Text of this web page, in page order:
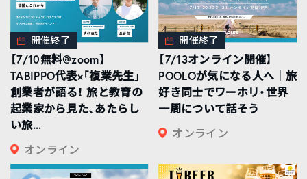
開催終了
【7/10無料@zoom】
TABIPPO代表×「複業先生」
創業者が語る！ 旅と教育の
起業家から見た、あたらし
い旅...
オンライン
開催終了
【7/13オンライン開催】
POOLOが気になる人へ｜旅
好き同士でワーホリ・世界
一周について話そう
オンライン